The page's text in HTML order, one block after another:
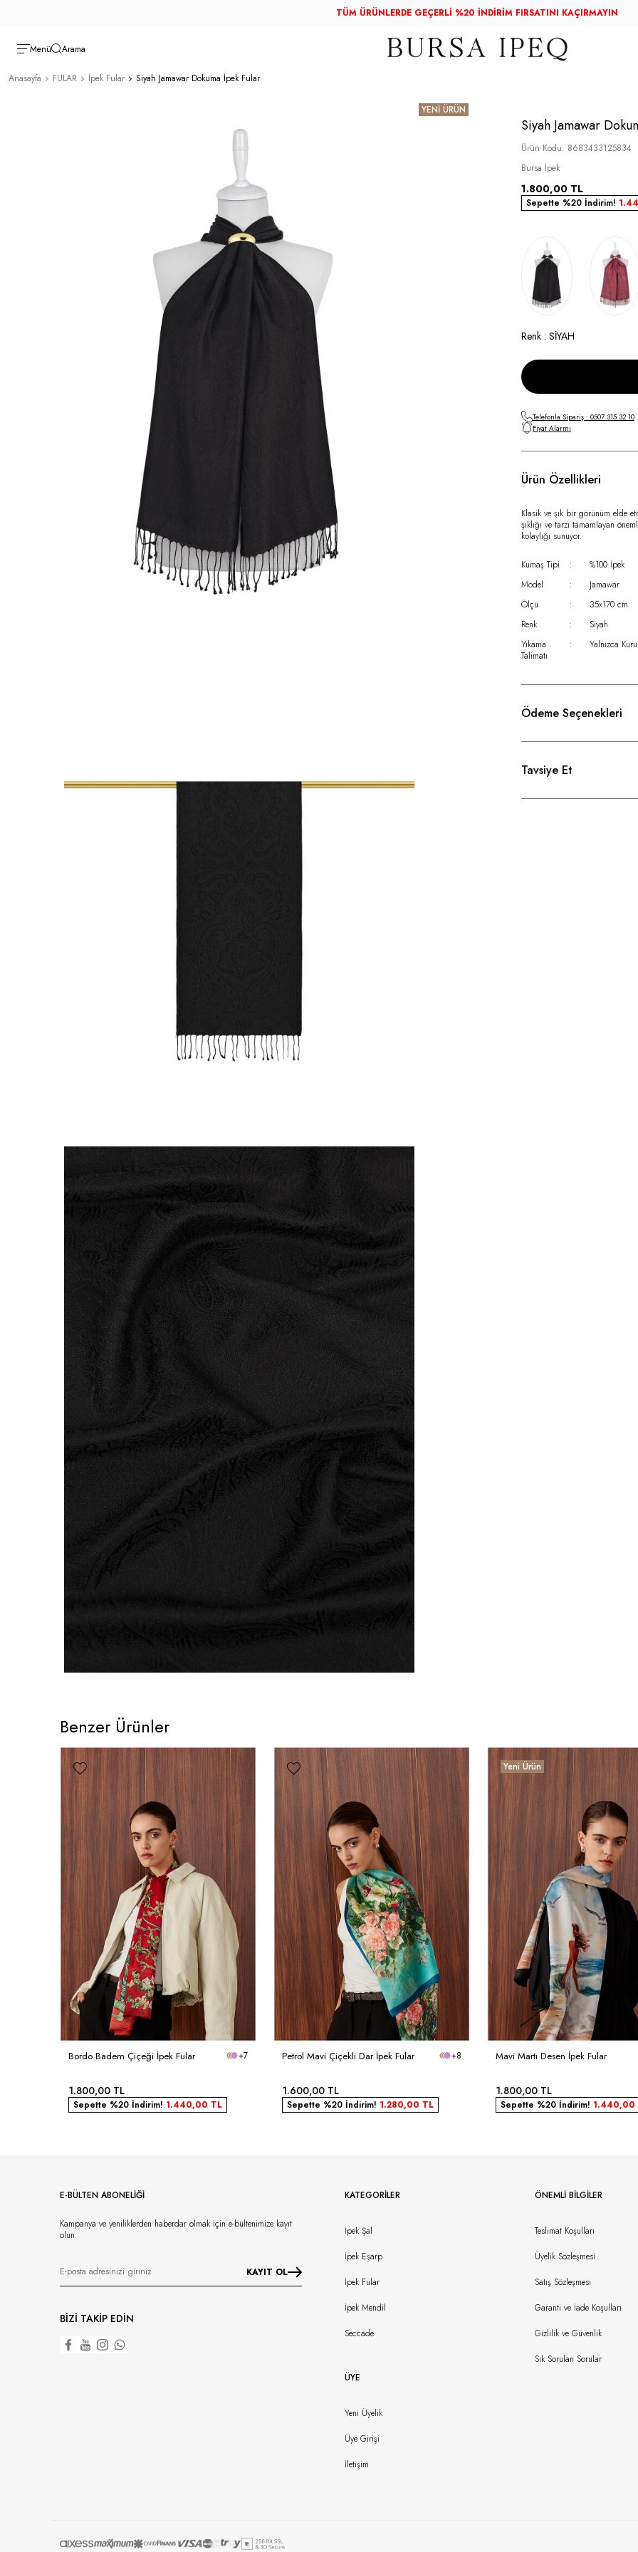
TÜM ÜRÜNLERDE GEÇERLİ %20 İNDİRİM FIRSATINI KAÇIRMAYIN
Menü Arama
Anasayfa FULAR İpek Fular Siyah Jamawar Dokuma İpek Fular
YENİ ÜRÜN
Siyah Jamawar
Ürün Kodu: 8683433125834
Bursa İpek
1.800,00 TL
Sepette %20 İndirim!
Renk : SİYAH
Telefonla Sipariş : 0507 315 32 10
Fiyat Alarmı
Ürün Özellikleri
Klasik ve şık bir görünüm elde
şıklığı ve tarzı tamamlayan
kolaylığı sunuyor.
Kumaş Tipi :
%100 İpek
Model
:
Jamawar
Ölçü
:
35x170 cm
Renk
:
Siyah
Yıkama
Talimatı
: Yalnızca
Ödeme Seçenekleri
Tavsiye Et
Benzer Ürünler
Bordo Badem Çiçeği İpek Fular +7
1.800,00 TL
Sepette %20 İndirim! 1.440,00 TL
Petrol Mavi Çiçekli Dar İpek Fular +8
1.600,00 TL
Sepette %20 İndirim! 1.280,00 TL
Yeni Ürün
Mavi Martı Desen İpek Fular
1.800,00 TL
Sepette %20 İndirim! 1.440,00
E-BÜLTEN ABONELİĞİ
Kampanya ve yeniliklerden haberdar olmak için e-bültenimize kayıt
olun.
KAYIT OL
BİZİ TAKİP EDİN
KATEGORILER
İpek Şal
İpek Eşarp
İpek Fular
İpek Mendil
Seccade
ÖNEMLI BILGILER
Teslimat Koşulları
Üyelik Sözleşmesi
Satış Sözleşmesi
Garanti ve İade Koşulları
Gizlilik ve Güvenlik
Sık Sorulan Sorular
ÜYE
Yeni Üyelik
Üye Girişi
İletişim